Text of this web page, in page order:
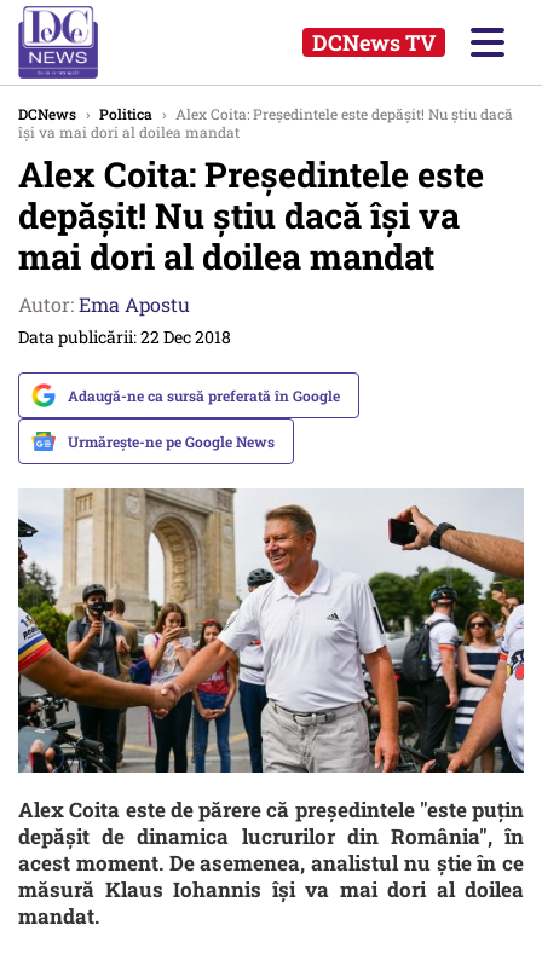
DCNews TV
DCNews › Politica › Alex Coita: Președintele este depășit! Nu ştiu dacă
îşi va mai dori al doilea mandat
Alex Coita: Președintele este
depășit! Nu ştiu dacă îşi va
mai dori al doilea mandat
Autor:Ema Apostu
Data publicării: 22 Dec 2018
Adaugă-ne ca sursă preferată în Google
Urmărește-ne pe Google News
Alex Coita este de părere că preşedintele "este puţin
depăşit de dinamica lucrurilor din România", în
acest moment. De asemenea, analistul nu ştie în ce
măsură Klaus Iohannis îşi va mai dori al doilea
mandat.